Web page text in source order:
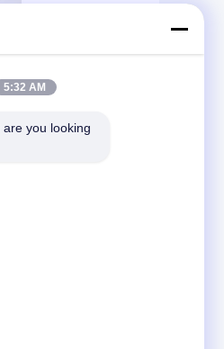
5:32 AM
you looking